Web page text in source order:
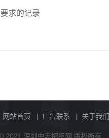
求的记录
网站首页 | 广告联系 | 关于我们
2021 深圳中志招租网 版权所有